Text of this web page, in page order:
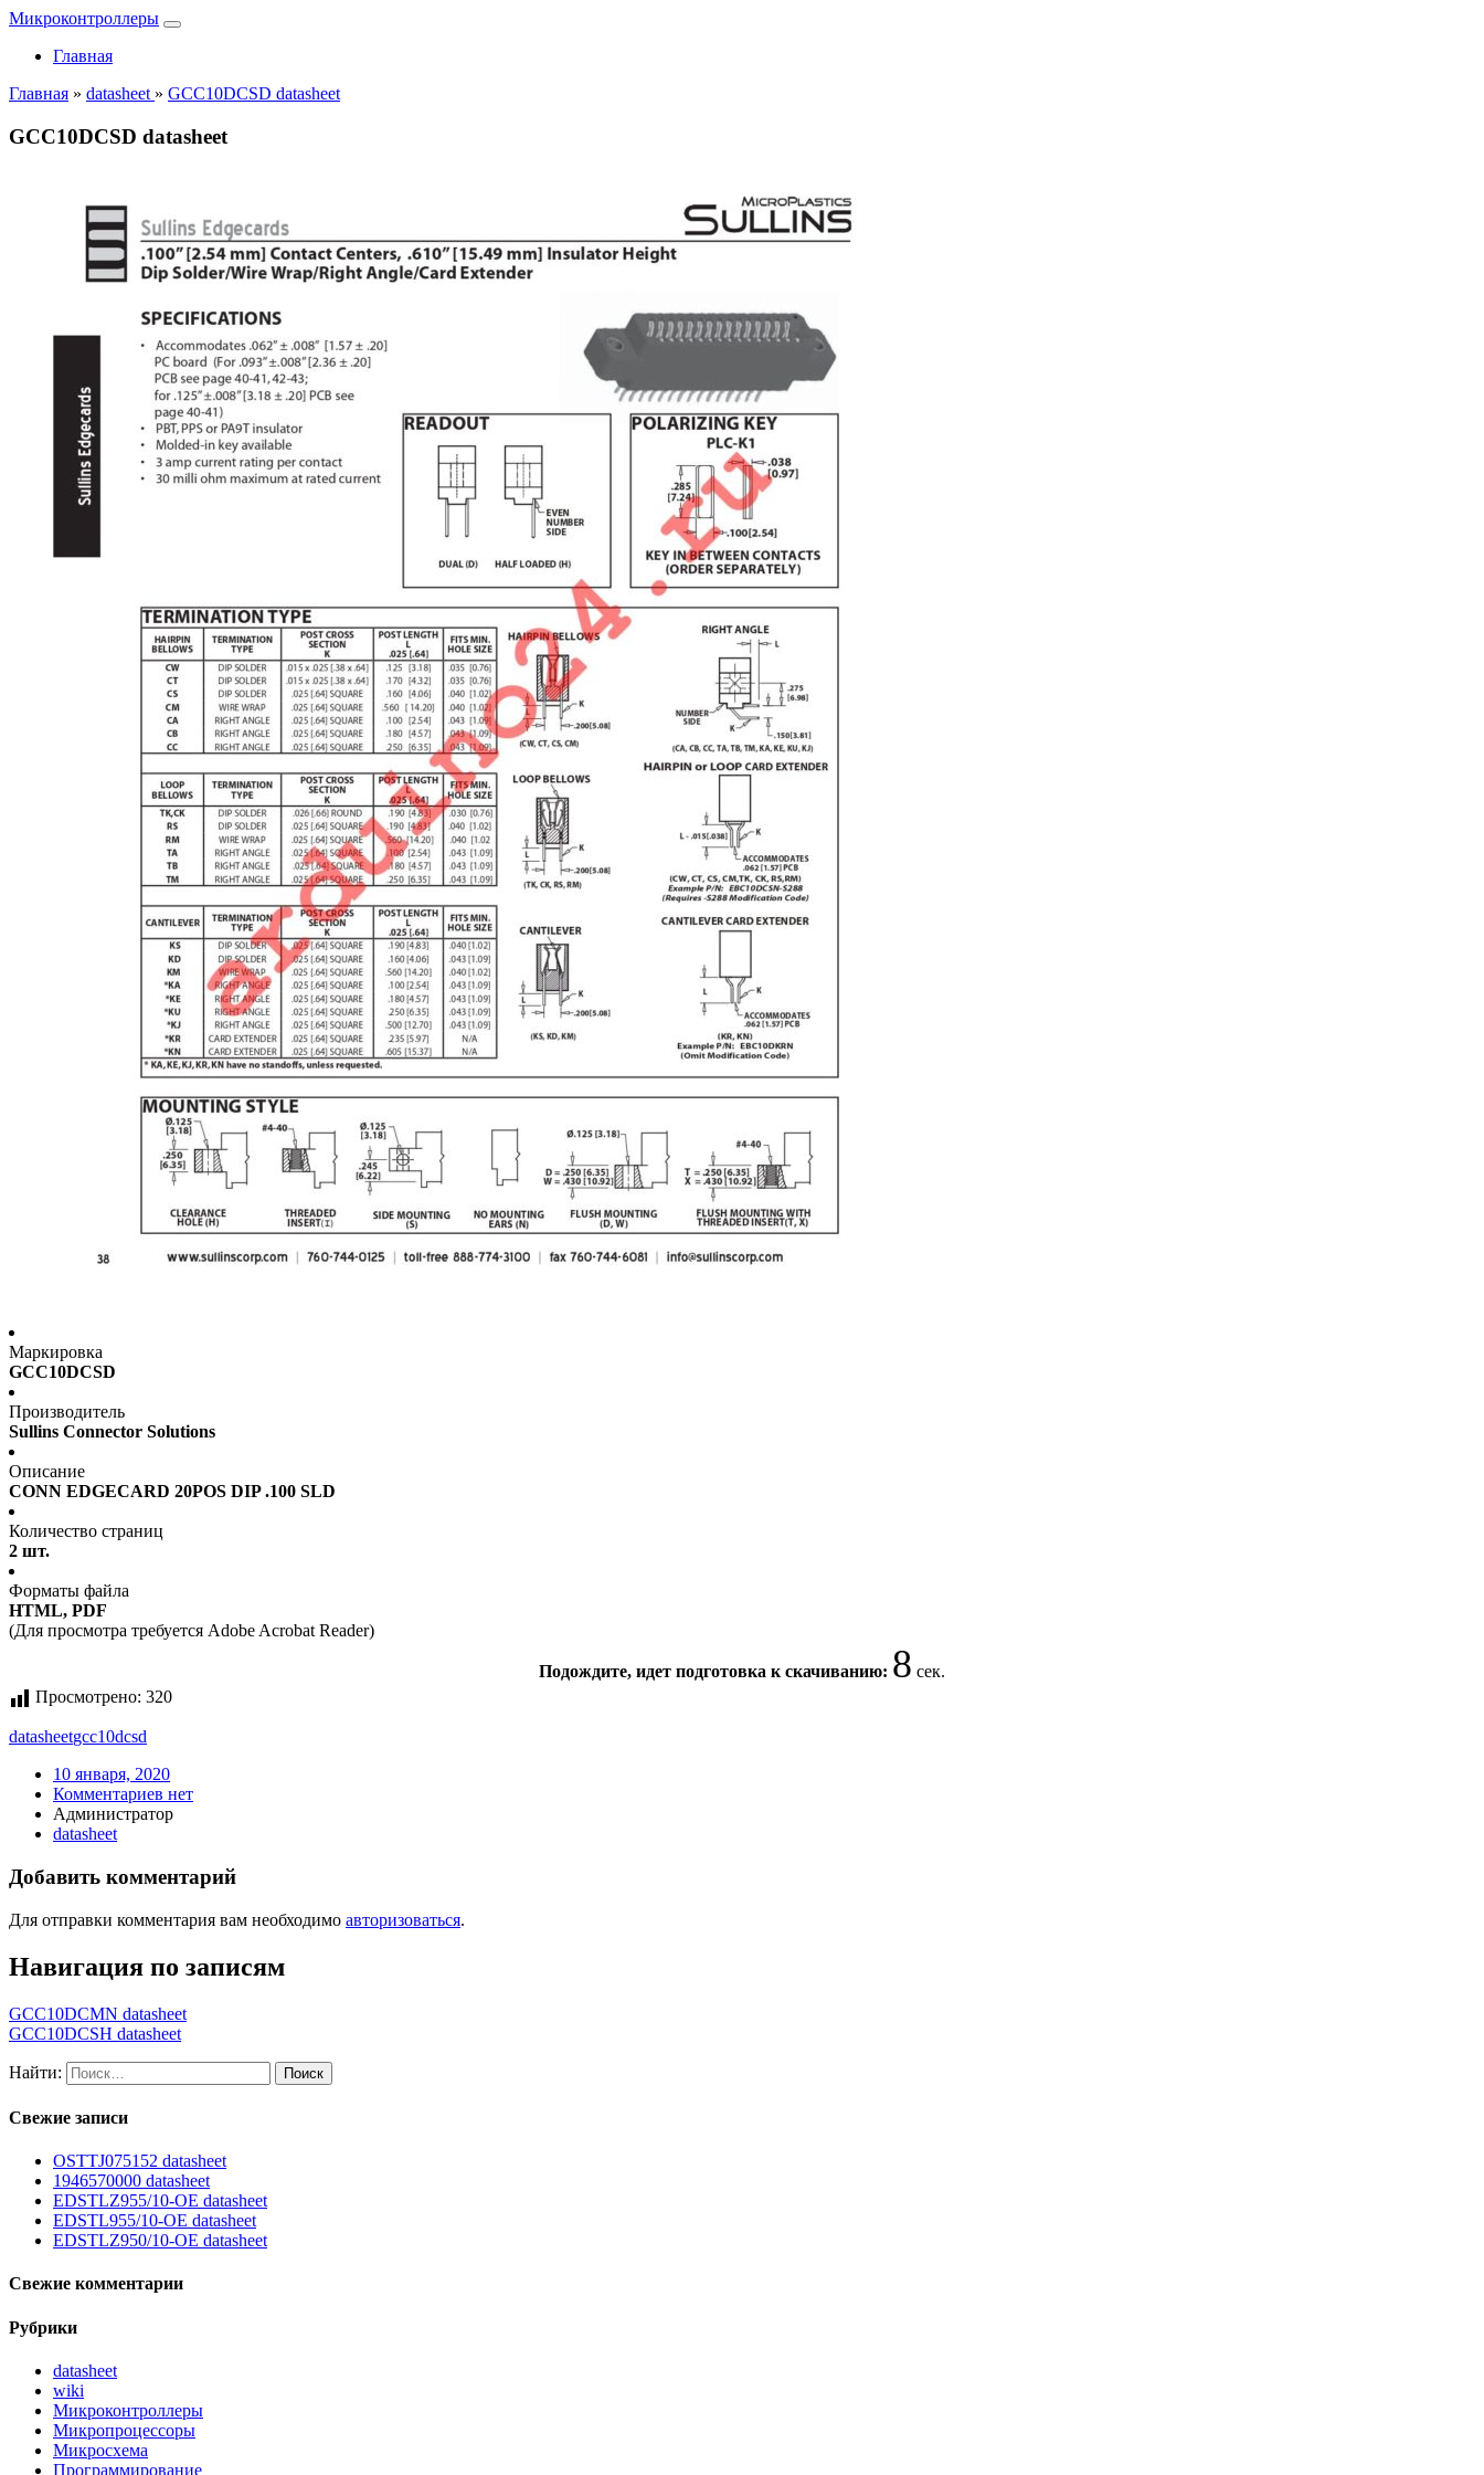
Микроконтроллеры
Главная
Главная » datasheet » GCC10DCSD datasheet
GCC10DCSD datasheet
Маркировка
GCC10DCSD
Производитель
Sullins Connector Solutions
Описание
CONN EDGECARD 20POS DIP .100 SLD
Количество страниц
2 шт.
Форматы файла
HTML, PDF
(Для просмотра требуется Adobe Acrobat Reader)
Подождите, идет подготовка к скачиванию: 8 сек.
Просмотрено: 320
datasheetgcc10dcsd
10 января, 2020
Комментариев нет
Администратор
datasheet
Добавить комментарий
Для отправки комментария вам необходимо авторизоваться.
Навигация по записям
GCC10DCMN datasheet
GCC10DCSH datasheet
Найти:
Свежие записи
OSTTJ075152 datasheet
1946570000 datasheet
EDSTLZ955/10-OE datasheet
EDSTL955/10-OE datasheet
EDSTLZ950/10-OE datasheet
Свежие комментарии
Рубрики
datasheet
wiki
Микроконтроллеры
Микропроцессоры
Микросхема
Программирование